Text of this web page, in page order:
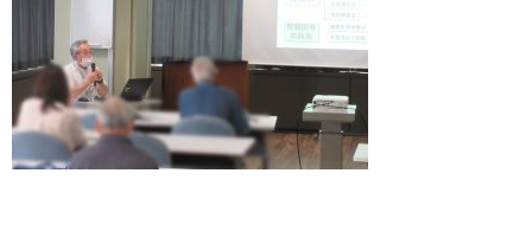
入院のご案内
人間ドックのご案内